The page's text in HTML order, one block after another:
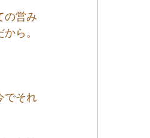
の営み
ら。
でそれ